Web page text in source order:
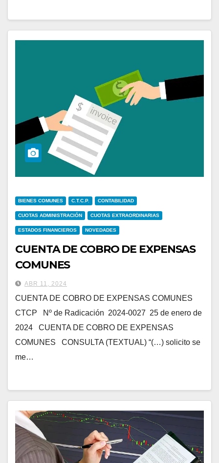
BIENES COMUNES C.T.C.P. CONTABILIDAD
CUOTAS ADMINISTRACIÓN CUOTAS EXTRAORDINARIAS
ESTADOS FINANCIEROS NOVEDADES
CUENTA DE COBRO DE EXPENSAS
COMUNES
ABR 11, 2024
CUENTA DE COBRO DE EXPENSAS COMUNES
CTCP Nº de Radicación 2024-0027 25 de enero de
2024 CUENTA DE COBRO DE EXPENSAS
COMUNES CONSULTA (TEXTUAL) “(…) solicito se
me…